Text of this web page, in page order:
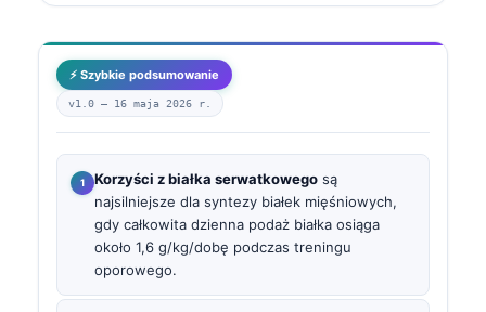
⚡ Szybkie podsumowanie
v1.0 — 16 maja 2026 r.
Korzyści z białka serwatkowego są
najsilniejsze dla syntezy białek mięśniowych,
gdy całkowita dzienna podaż białka osiąga
około 1,6 g/kg/dobę podczas treningu
oporowego.